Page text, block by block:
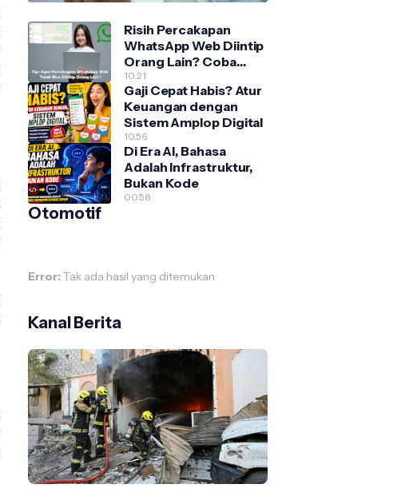
Risih Percakapan
WhatsApp Web Diintip
Orang Lain? Coba
Fitur Blur Ini
10.21
Gaji Cepat Habis? Atur
Keuangan dengan
Sistem Amplop Digital
10.56
Di Era AI, Bahasa
Adalah Infrastruktur,
Bukan Kode
00.58
Otomotif
Error: Tak ada hasil yang ditemukan
Kanal Berita